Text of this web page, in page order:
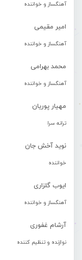
آهنگساز و خواننده
امیر مقیمی
آهنگساز و خواننده
محمد بهرامی
آهنگساز و خواننده
مهیار پوریان
ترانه سرا
نوید آخش جان
خواننده
ایوب گلزاری
آهنگساز و خواننده
آرشام غفوری
نوازنده و تنظیم کننده